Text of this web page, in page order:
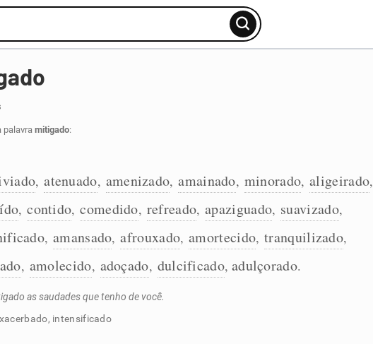
palavramitigado:
, atenuado, amenizado, amainado, minorado, aligeirado,
, contido, comedido, refreado, apaziguado, suavizado,
, amansado, afrouxado, amortecido, tranquilizado,
, amolecido, adoçado, dulcificado, adulçorado.
as saudades que tenho de você.
intensificado